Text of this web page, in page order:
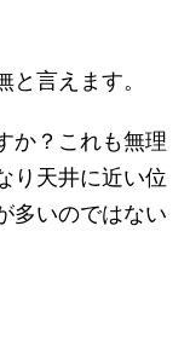
言えます。
か？これも無理
り天井に近い位
多いのではない